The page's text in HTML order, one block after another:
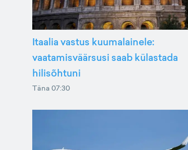
Itaalia vastus kuumalainele:
vaatamisväärsusi saab külastada
hilisõhtuni
Täna 07:30